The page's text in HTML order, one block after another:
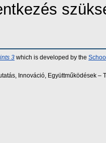
3 which is developed by the
Innováció, Együttműködések